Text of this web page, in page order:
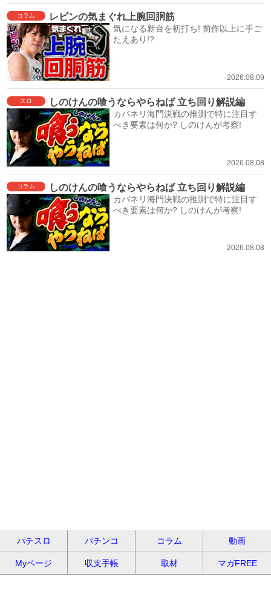
コラム レビンの気まぐれ上腕回胴筋
気になる新台を初打ち! 前作以上に手ご
たえあり!?
2026.08.09
スロ しのけんの喰うならやらねば 立ち回り解説編
カバネリ海門決戦の推測で特に注目す
べき要素は何か? しのけんが考察!
2026.08.08
コラム しのけんの喰うならやらねば 立ち回り解説編
カバネリ海門決戦の推測で特に注目す
べき要素は何か? しのけんが考察!
2026.08.08
パチスロ パチンコ コラム 動画
Myページ 収支手帳 取材 マガFREE